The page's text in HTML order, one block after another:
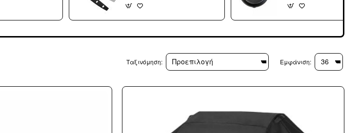
Ταξινόμηση: Εμφάνιση: